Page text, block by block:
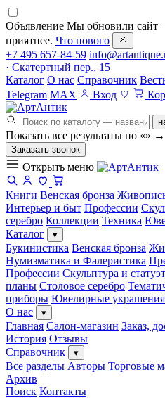
Объявление Мы обновили сайт
приятнее. Что нового
+7 495 657-84-59
· Скатертный пер., 15
Каталог О нас Справочник
Telegram MAX Вход
Показать все результаты по «» →
Заказать звонок
Открыть меню
Книги Венская бронза
Интерьер и быт Профессии
серебро Коллекции Техника
Каталог
▾
Букинистика Венская бронза
Нумизматика и Фалеристика
Профессии Скульптура и
планы Столовое серебро
приборы Ювелирные украшения
О нас
▾
Главная Салон-магазин Заказ,
История Отзывы
Справочник
▾
Все разделы Авторы Торговые
Архив
Поиск Контакты